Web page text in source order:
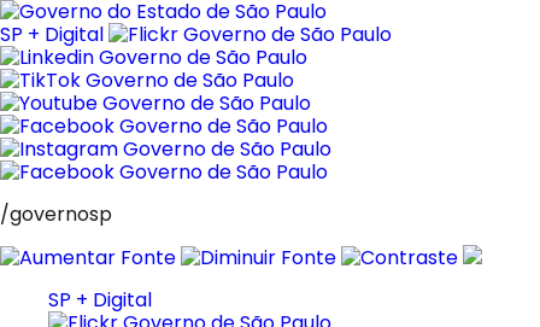
Pular
para
o
conteúdo
SP + Digital
/governosp
SP + Digital